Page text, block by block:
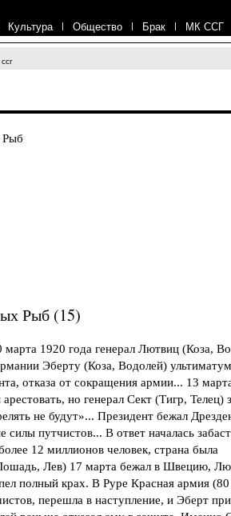
Культура | Общество | Брак | МК ССГ
Рыб (15)
марта 1920 года генерал Лютвиц (Коза,
Эберту (Коза, Водолей)
отказа от сокращения армии... 13
но генерал Сект (Тигр, Телец)
не будут»... Президент бежал
путчистов... В ответ началась
12 миллионов человек, страна была
Лев) 17 марта бежал в Швецию,
полный крах. В Руре Красная армия
перешла в наступление, и Эберт